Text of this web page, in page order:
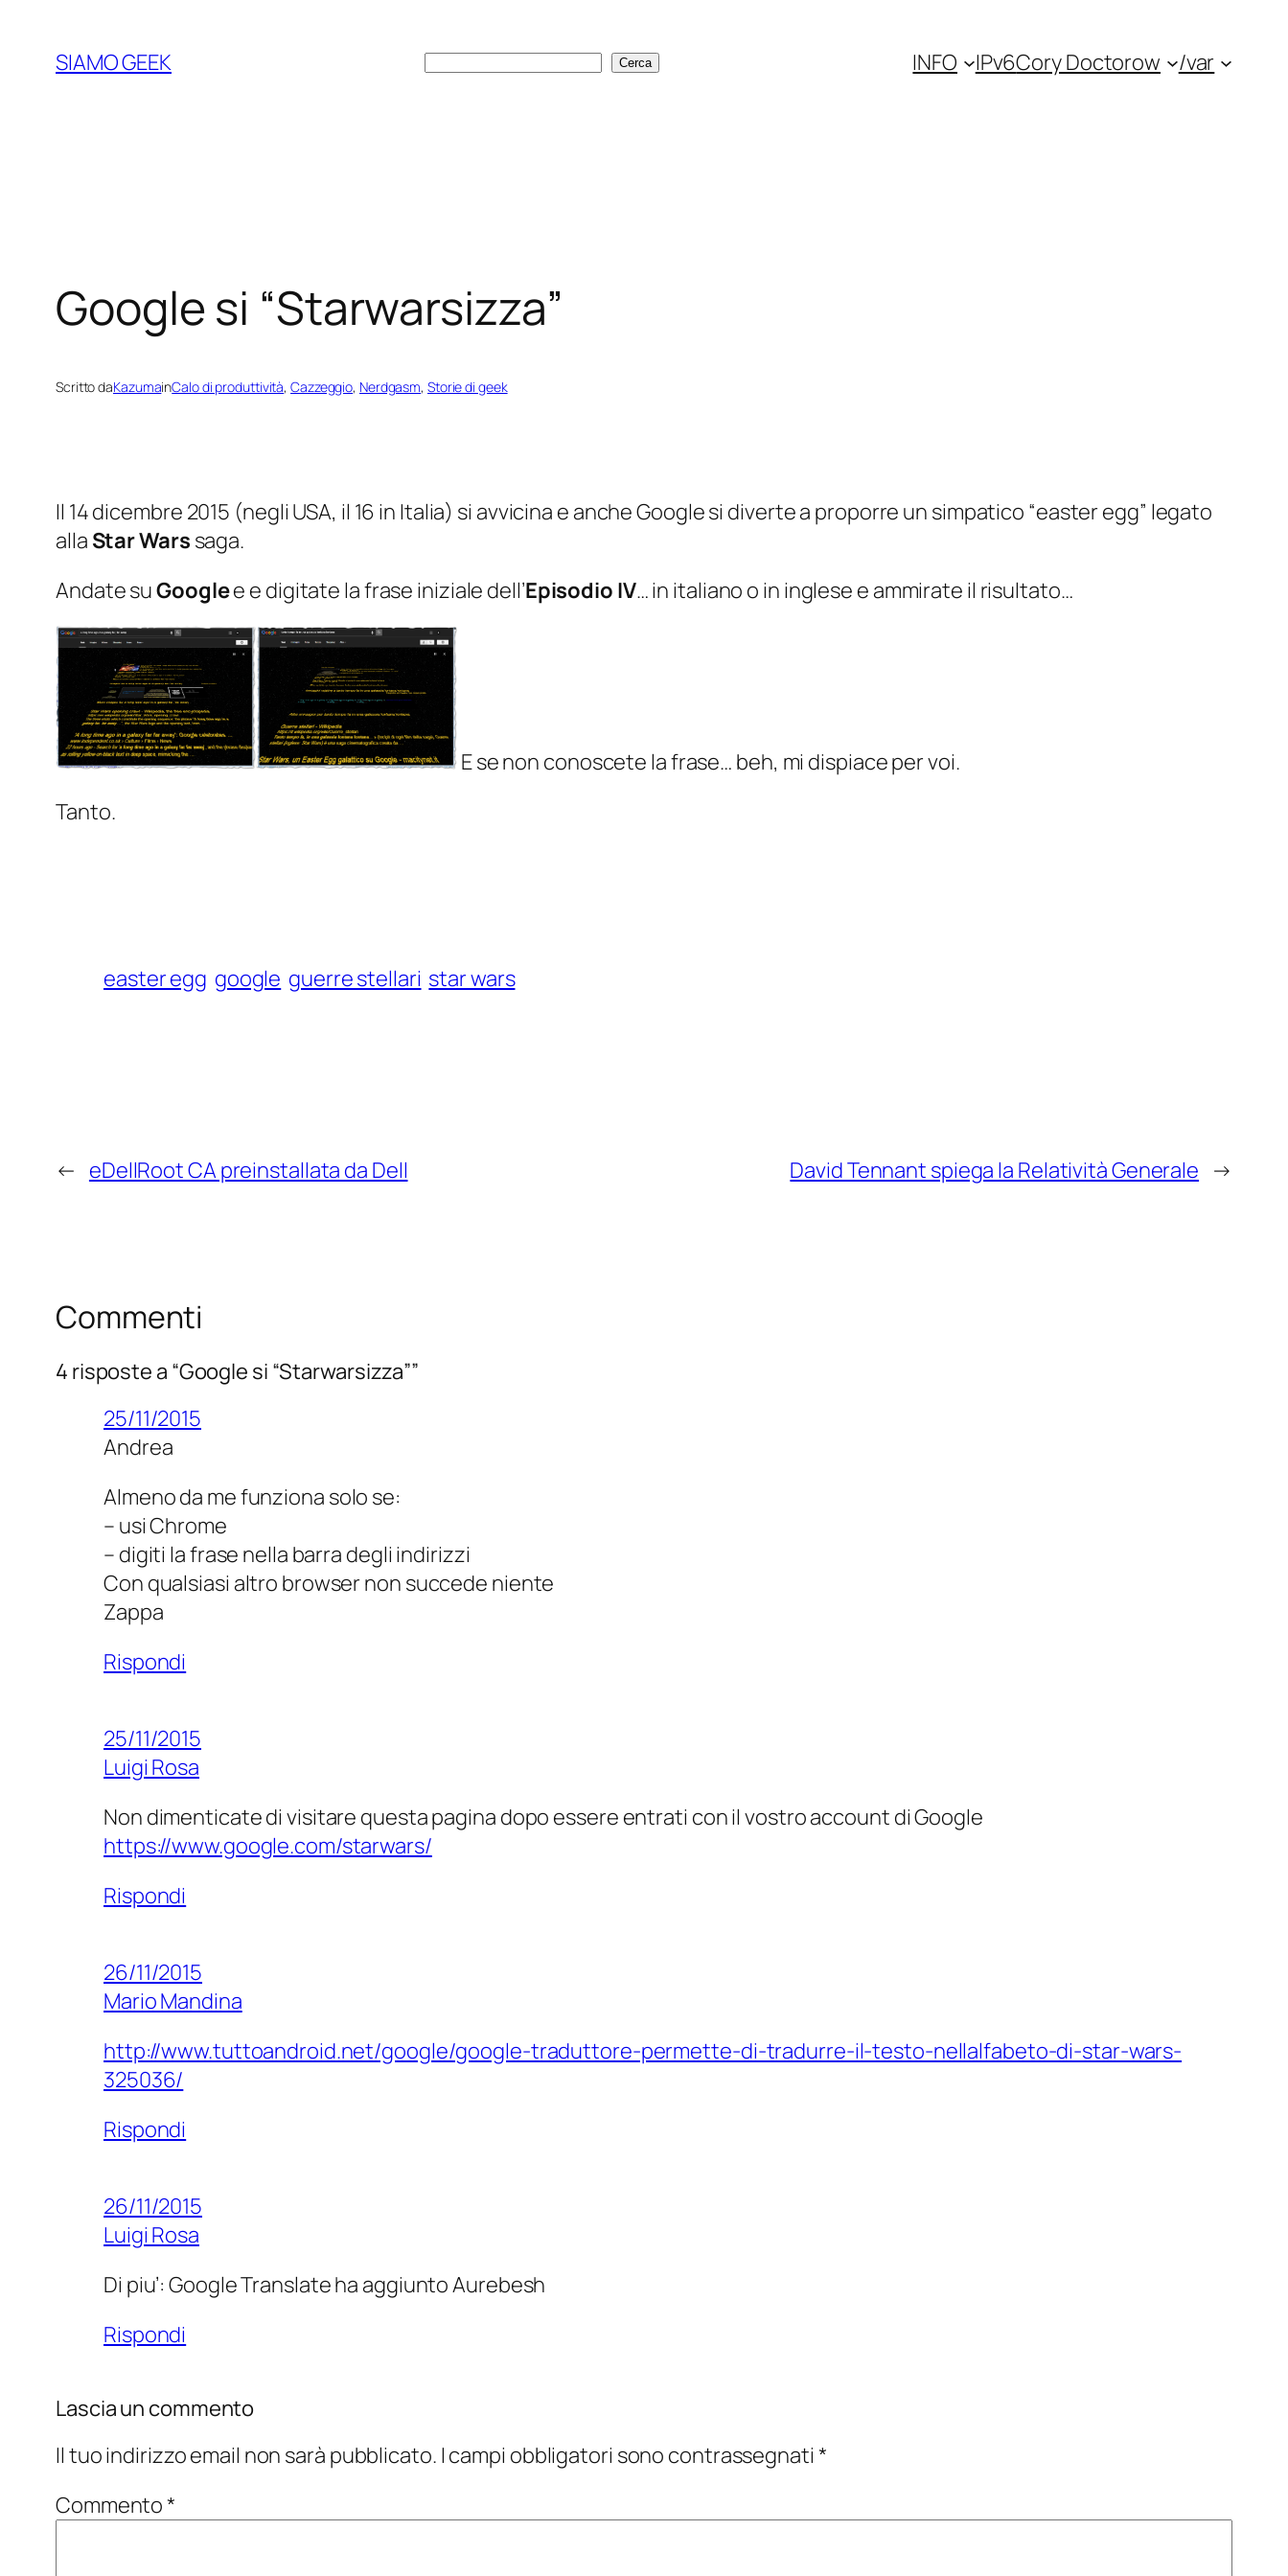
contenuto
SIAMO GEEK Cerca Cerca INFO IPv6Cory Doctorow /var
Google si “Starwarsizza”
Scritto daKazumainCalo di produttività, Cazzeggio, Nerdgasm, Storie di geek
Il 14 dicembre 2015 (negli USA, il 16 in Italia) si avvicina e anche Google si diverte a proporre un simpatico “easter egg” legato
alla Star Wars saga.
Andate suGooglee e digitate la frase iniziale dell’Episodio IV… in italiano o in inglese e ammirate il risultato…
E se non conoscete la frase… beh, mi dispiace per voi.
Tanto.
easter egg google guerre stellari star wars
← eDellRoot CA preinstallata da Dell David Tennant spiega la Relatività Generale →
Commenti
4 risposte a “Google si “Starwarsizza””
25/11/2015
Andrea
Almeno da me funziona solo se:
– usi Chrome
– digiti la frase nella barra degli indirizzi
Con qualsiasi altro browser non succede niente
Zappa
Rispondi
25/11/2015
Luigi Rosa
Non dimenticate di visitare questa pagina dopo essere entrati con il vostro account di Google
https://www.google.com/starwars/
Rispondi
26/11/2015
Mario Mandina
http://www.tuttoandroid.net/google/google-traduttore-permette-di-tradurre-il-testo-nellalfabeto-di-star-wars-
325036/
Rispondi
26/11/2015
Luigi Rosa
Di piu’: Google Translate ha aggiunto Aurebesh
Rispondi
Lascia un commento
Il tuo indirizzo email non sarà pubblicato. I campi obbligatori sono contrassegnati *
Commento*